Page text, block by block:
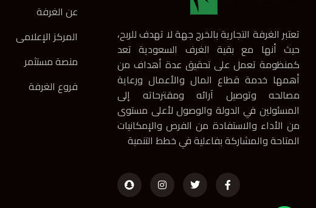
تعتبر الغرفة التجارية بالخرج جهة لا تهدف للربح،
حيث أنها مع بقية الغرف السعودية تعد
كمنظومة تعمل على تحقيق عدة أهداف من
أهمها خدمة قطاع المال والأعمال ورعاية
مصالحه وتوصيل آرائه ومقترحاته إلى
المسئولين في الدولة والوصول لأعلى مستوى
من الأداء والاستفادة من الفرص والإمكانيات
المتاحة والمشاركة بفاعلية في خطط التنمية
عن الغرفة
المركز الإعلامى
منصة مستثمر
فروع الغرفة